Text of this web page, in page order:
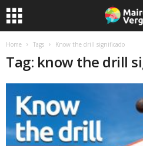
Home Tags Know the drill significado
Tag: know the drill